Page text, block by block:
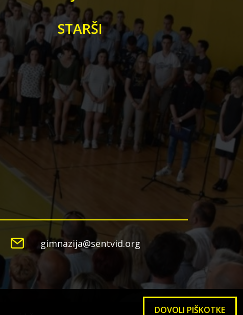
DOVOLI PIŠKOTKE
STARŠI
gimnazija@sentvid.org